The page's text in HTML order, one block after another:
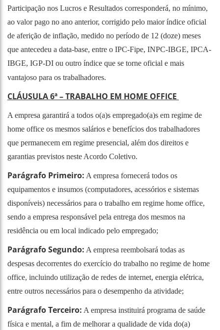
Participação nos Lucros e Resultados corresponderá, no mínimo,
ao valor pago no ano anterior, corrigido pelo maior índice oficial
de aferição de inflação, medido no período de 12 (doze) meses
que antecedeu a data-base, entre o IPC-Fipe, INPC-IBGE, IPCA-
IBGE, IGP-DI ou outro índice que se torne oficial e mais
vantajoso para os trabalhadores.
CLÁUSULA 6ª – TRABALHO EM HOME OFFICE
A empresa garantirá a todos o(a)s empregado(a)s em regime de
home office os mesmos salários e benefícios dos trabalhadores
que permanecem em regime presencial, além dos direitos e
garantias previstos neste Acordo Coletivo.
Parágrafo Primeiro: A empresa fornecerá todos os
equipamentos e insumos (computadores, acessórios e sistemas
disponíveis) necessários para o trabalho em regime home office,
sendo a empresa responsável pela entrega dos mesmos na
residência ou em local indicado pelo empregado;
Parágrafo Segundo: A empresa reembolsará todas as
despesas decorrentes do exercício do trabalho no regime de home
office, incluindo utilização de redes de internet, energia elétrica,
entre outros necessários para o desempenho da atividade;
Parágrafo Terceiro: A empresa instituirá programa de saúde
física e mental, a fim de melhorar a qualidade de vida do(a)